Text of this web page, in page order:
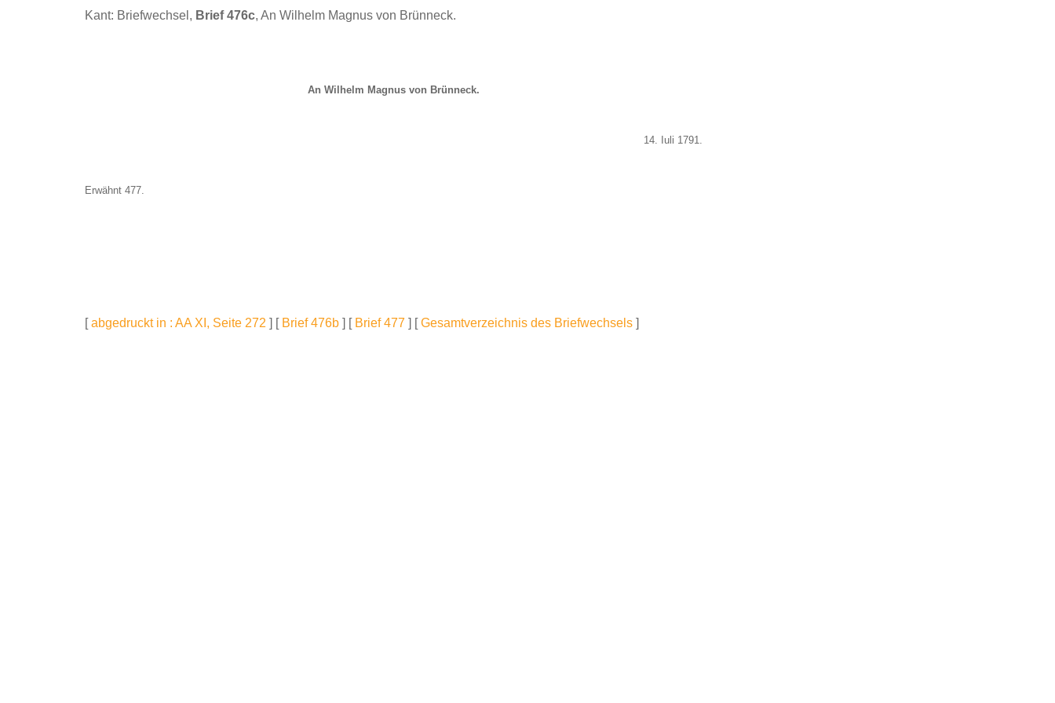
Kant: Briefwechsel, Brief 476c, An Wilhelm Magnus von Brünneck.
An Wilhelm Magnus von Brünneck.
14. Iuli 1791.
Erwähnt 477.
[abgedruckt in : AA XI, Seite 272 ] [ Brief 476b ] [ Brief 477 ] [Gesamtverzeichnis des Briefwechsels ]